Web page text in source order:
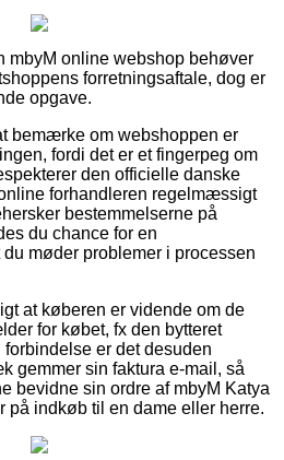
mbyM online webshop behøver
forretningsaftale, dog er
opgave.
bemærke om webshoppen er
fordi det er et fingerpeg om
den officielle danske
forhandleren regelmæssigt
bestemmelserne på
du chance for en
møder problemer i processen
at køberen er vidende om de
for købet, fx den bytteret
er det desuden
gemmer sin faktura e-mail, så
bevidne sin ordre af mbyM Katya
på indkøb til en dame eller herre.